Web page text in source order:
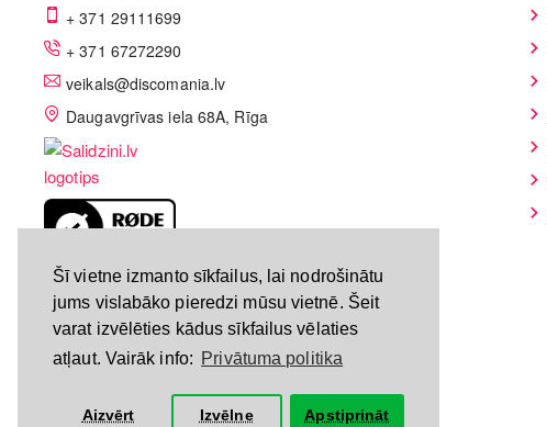
Šī vietne izmanto sīkfailus, lai nodrošinātu
jums vislabāko pieredzi mūsu vietnē. Šeit
varat izvēlēties kādus sīkfailus vēlaties
atļaut. Vairāk info: Privātuma politika
Aizvērt Izvēlne Apstiprināt
+ 371 29111699
+ 371 67272290
veikals@discomania.lv
Daugavgrīvas iela 68A, Rīga
LV-A58C07DF